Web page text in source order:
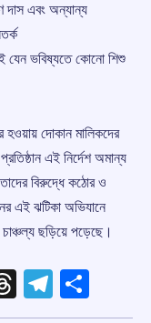
দাস এবং অন্যান্য
যেন ভবিষ্যতে কোনো শিশু
দোকান মালিকদের
এই নির্দেশ অমান্য
বিরুদ্ধে কঠোর ও
এই ঝটিকা অভিযানে
চাঞ্চল্য ছড়িয়ে পড়েছে।
Threads